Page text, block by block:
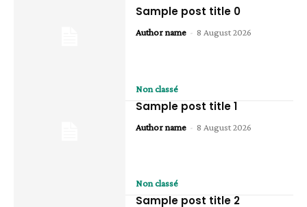
Sample post title 0
Author name - 8 August 2026
Non classé
Sample post title 1
Author name - 8 August 2026
Non classé
Sample post title 2